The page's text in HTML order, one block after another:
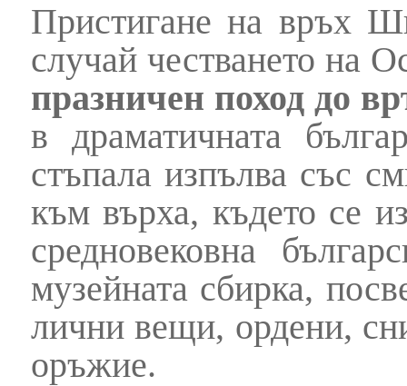
Пристигане на връх
случай честването на
празничен поход до
в драматичната
стъпала изпълва със
към върха, където се
средновековна
музейната сбирка,
лични вещи, ордени,
оръжие.